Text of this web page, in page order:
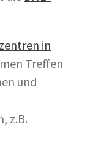
Naturschule
Paderborner
in
Treffen
und
z.B.